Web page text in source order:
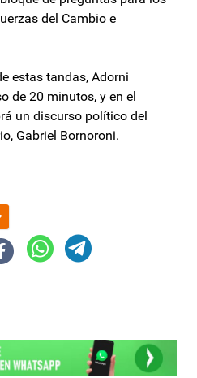
del Cambio e
estas tandas, Adorni
de 20 minutos, y en el
un discurso político del
Gabriel Bornoroni.
debate la reforma de Salud Mental:
Marcos Denett ya integra el